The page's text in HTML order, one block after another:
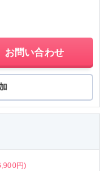
お問い合わせ
円)